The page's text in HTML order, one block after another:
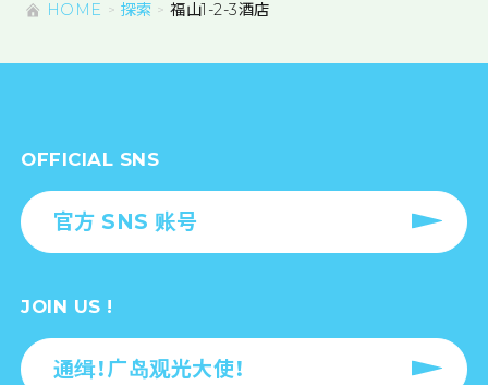
HOME 探索 福山1-2-3酒店
OFFICIAL SNS
官方 SNS 账号
JOIN US !
通缉！广岛观光大使！